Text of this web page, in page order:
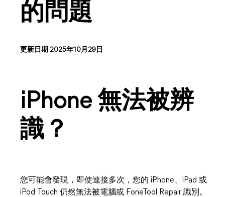
的問題
更新日期 2025年10月29日
iPhone 無法被辨
識？
您可能會發現，即使連接多次，您的 iPhone、iPad 或
iPod Touch 仍然無法被電腦或 FoneTool Repair 識別。